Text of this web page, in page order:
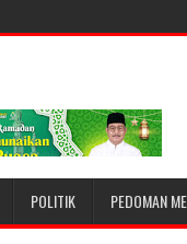
POLITIK PEDOMAN